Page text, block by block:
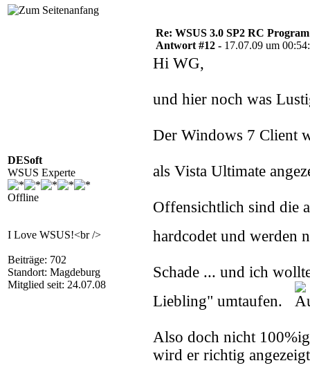
DESoft
WSUS Experte
Offline
I Love WSUS!<br />
Beiträge: 702
Standort: Magdeburg
Mitglied seit: 24.07.08
Re: WSUS 3.0 SP2 RC
Antwort #12 - 17.07.09 um
Hi WG,
und hier noch was
Der Windows 7 Client
als Vista Ultimate
Offensichtlich sind die
hardcodet und werden
Schade ... und ich
Liebling" umtaufen.
Also doch nicht
wird er richtig